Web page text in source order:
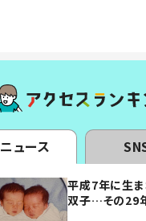
ニュース
平成7年に生
双子…その29